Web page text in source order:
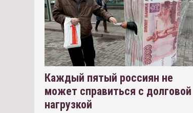
Каждый пятый россиян не
может справиться с долговой
нагрузкой